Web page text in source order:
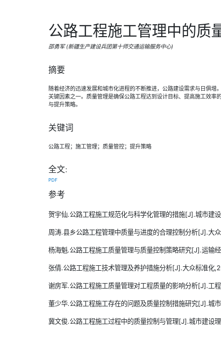
公路工程施工管理中的质
邵勇军 (新疆生产建设兵团第十师交通运输服务中心)
摘要
随着经济的迅速发展和城市化进程的不断推进，公路建设需求与日俱
关键因素之一。质量管理是确保公路工程达到设计目标、提高施工效率
与提升策略。
关键词
公路工程；施工管理；质量管控；提升策略
全文:
PDF
参考
贺宇仙.公路工程施工规范化与科学化管理的措施[J].城市建
周涛.县乡公路工程管理中质量与进度的合理控制分析[J].大
杨海魁.公路工程施工质量管理与质量控制策略研究[J].运输
张倩.公路工程施工技术管理及养护措施分析[J].大众标准
谢房军.公路工程施工质量管理对工程质量的影响分析[J].工
董少华.公路工程施工存在的问题及质量控制措施研究[J].
冀文俊.公路工程施工过程中的质量控制与管理[J].城市建设